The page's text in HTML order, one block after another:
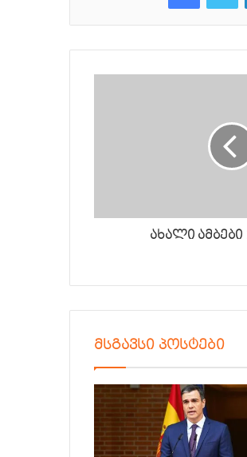
ახალი ამბები
მსგავსი პოსტები